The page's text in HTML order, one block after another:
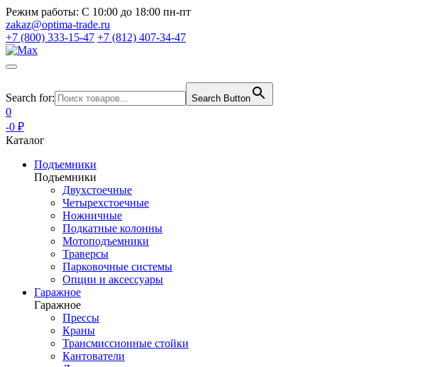
Режим работы: С 10:00 до 18:00 пн-пт
zakaz@optima-trade.ru
+7 (800) 333-15-47 +7 (812) 407-34-47
Search for: Search Button
0
-0 ₽
Каталог
Подъемники
Подъемники
Двухстоечные
Четырехстоечные
Ножничные
Подкатные колонны
Мотоподъемники
Траверсы
Парковочные системы
Опции и аксессуары
Гаражное
Гаражное
Прессы
Краны
Трансмиссионные стойки
Кантователи